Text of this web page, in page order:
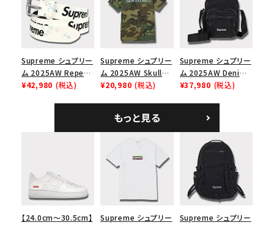
ップ トゥルーティン
バーHTC フォールカ
Supreme シュプリー
ム 2025AW Repeat
Leather Belt リピー
¥42,980 (税込)
Supreme シュプリー
ム 2025AW Skull
Tee スカル Tシャ
¥20,980 (税込)
Supreme シュプリー
ム 2025AW Denim
Shoulder Bag デニ
¥37,980 (税込)
もっと見る
【24.0cm～30.5cm】
Supreme シュプリー
Supreme シュプリー